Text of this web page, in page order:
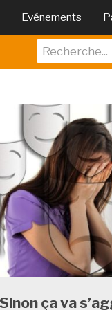
Evénements
Sinon ça va